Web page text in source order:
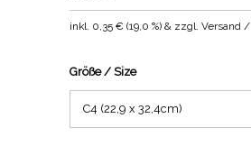
inkl. 0,35 € (19,0 %) & zzgl. Versand /
Größe / Size